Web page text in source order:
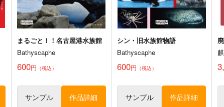
サンプル カート サンプル カート
まるごと！！名古屋港水族館
Bathyscaphe
600円 （税込）
サンプル 作品詳細
シン・旧水族館物語
Bathyscaphe
600円 （税込）
サンプル 作品詳細